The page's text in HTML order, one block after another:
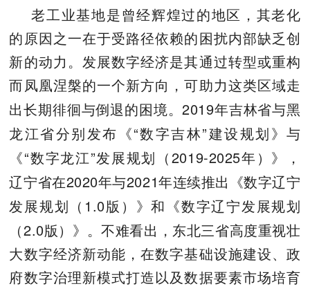
老工业基地是曾经辉煌过的地区，其老化
的原因之一在于受路径依赖的困扰内部缺乏创
新的动力。发展数字经济是其通过转型或重构
而凤凰涅槃的一个新方向，可助力这类区域走
出长期徘徊与倒退的困境。2019年吉林省与黑
龙江省分别发布《“数字吉林”建设规划》与
《“数字龙江”发展规划（ 2019-2025年）》，
辽宁省在2020年与2021年连续推出《数字辽宁
发展规划（ 1.0版）》和《数字辽宁发展规划
（2.0版）》。不难看出，东北三省高度重视壮
大数字经济新动能，在数字基础设施建设、政
府数字治理新模式打造以及数据要素市场培育